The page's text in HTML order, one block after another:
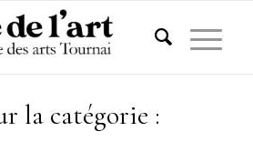
la catégorie :